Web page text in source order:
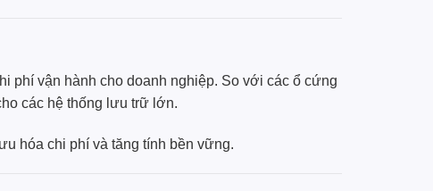
phí vận hành cho doanh nghiệp. So với các ổ cứng
các hệ thống lưu trữ lớn.
hóa chi phí và tăng tính bền vững.